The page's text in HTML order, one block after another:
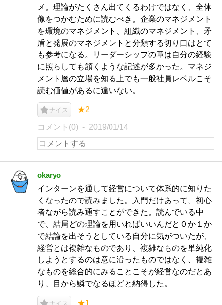
メ。理論がたくさん出てくるわけではなく、全体
像をつかむために読むべき。企業のマネジメント
を環境のマネジメント、組織のマネジメント、矛
盾と発展のマネジメントと分類する切り口はとて
も参考になる。リーダーシップの章は自分の経験
に照らしても頷くような記述が多かった。マネジ
メント層の立場を知る上でも一般社員レベルこそ
読む価値があるに違いない。
ナイス ★2
コメント(0) 2019/01/14
okaryo
インターンを通して経営について体系的に知りた
くなったので読みました。入門だけあって、初心
者ながら読み通すことができた。読んでいる中
で、結局どの理論を用いればいいんだと０か１か
で結論を出そうとしている自分に気がついたが、
経営とは複雑なものであり、複雑なものを単純化
しようとするのは意に沿ったものではなく、複雑
なものを総合的にみることこそが経営なのだとあ
り、目から鱗でなるほどと納得した。
ナイス ★1